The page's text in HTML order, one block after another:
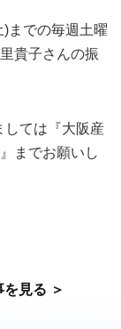
までの毎週土曜
貴子さんの振
しては『大阪産
までお願いし
見る ＞